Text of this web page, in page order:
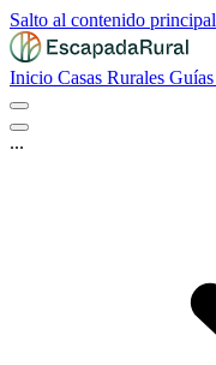
Salto al contenido principal
Inicio Casas Rurales Guías
...